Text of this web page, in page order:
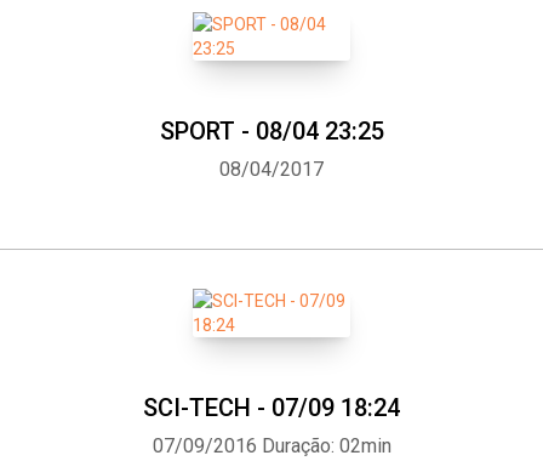
SPORT - 08/04 23:25
08/04/2017
SCI-TECH - 07/09 18:24
07/09/2016 Duração: 02min